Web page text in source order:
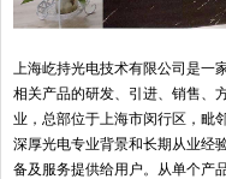
上海屹持光电技术有限公司是
相关产品的研发、引进、销售、
业，总部位于上海市闵行区，毗
深厚光电专业背景和长期从业经
备及服务提供给用户。从单个产